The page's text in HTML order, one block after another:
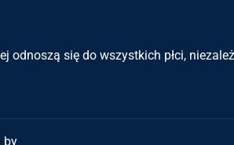
odnoszą się do wszystkich płci,
by